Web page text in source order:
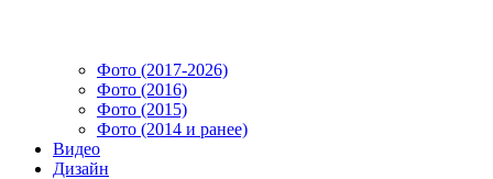
Фото (2017-2026)
Фото (2016)
Фото (2015)
Фото (2014 и ранее)
Видео
Дизайн